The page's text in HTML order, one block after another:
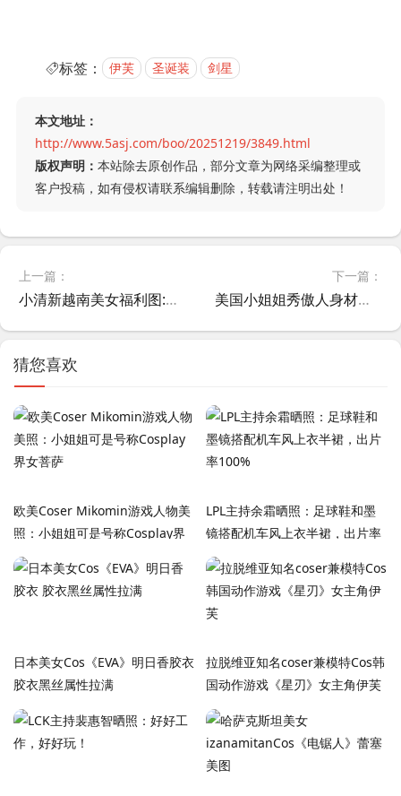
标签： 伊芙 圣诞装 剑星
本文地址：
http://www.5asj.com/boo/20251219/3849.html
版权声明： 本站除去原创作品，部分文章为网络采编整理或
客户投稿，如有侵权请联系编辑删除，转载请注明出处！
上一篇：
小清新越南美女福利图:白皙肌肤,火辣身材诱人犯罪！
下一篇：
美国小姐姐秀傲人身材，分享Cos《超英派遣中心》女主金耀光美图
猜您喜欢
欧美Coser Mikomin游戏人物美
照：小姐姐可是号称Cosplay界
女菩萨
LPL主持余霜晒照：足球鞋和墨
镜搭配机车风上衣半裙，出片率
100%
日本美女Cos《EVA》明日香胶衣
胶衣黑丝属性拉满
拉脱维亚知名coser兼模特Cos韩
国动作游戏《星刃》女主角伊芙